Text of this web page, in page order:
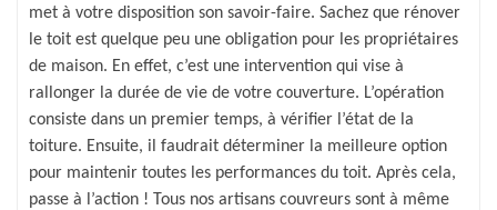
met à votre disposition son savoir-faire. Sachez que rénover
le toit est quelque peu une obligation pour les propriétaires
de maison. En effet, c’est une intervention qui vise à
rallonger la durée de vie de votre couverture. L’opération
consiste dans un premier temps, à vérifier l’état de la
toiture. Ensuite, il faudrait déterminer la meilleure option
pour maintenir toutes les performances du toit. Après cela,
passe à l’action ! Tous nos artisans couvreurs sont à même